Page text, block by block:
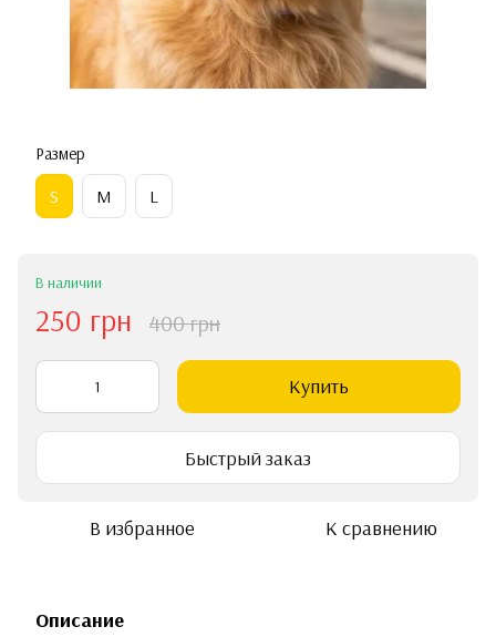
Размер
S M L
В наличии
250 грн 400 грн
Купить
Быстрый заказ
В избранное К сравнению
Описание